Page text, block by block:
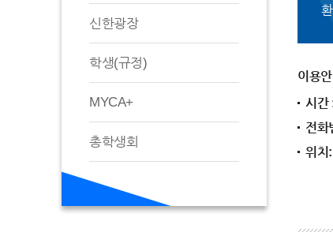
신한광장
학생(규정)
MYCA+
총학생회
이용안
시간
전화
위